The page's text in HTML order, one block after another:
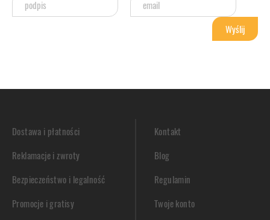
Dostawa i płatności
Reklamacje i zwroty
Bezpieczeństwo i legalność
Promocje i gratisy
Kontakt
Blog
Regulamin
Twoje konto